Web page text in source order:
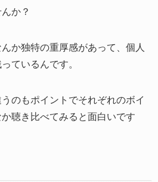
か？
か独特の重厚感があって、個人
ているんです。
のもポイントでそれぞれのボイ
聴き比べてみると面白いです